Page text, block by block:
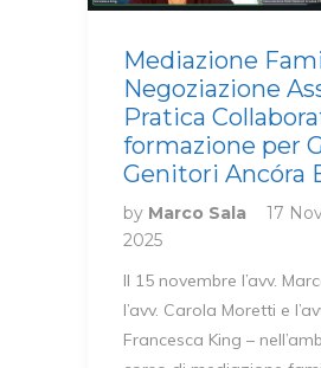
Mediazione
Negoziazione
Pratica
formazione per
Genitori Ancóra
by Marco Sala
17
2025
Il 15 novembre l’avv.
l’avv. Carola Moretti e
Francesca King –